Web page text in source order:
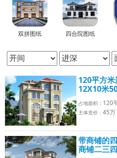
双拼图纸 四合院图纸
120平方
12X10米
占地面积： 120
主体造价： 45万
带商铺的
商铺二三四